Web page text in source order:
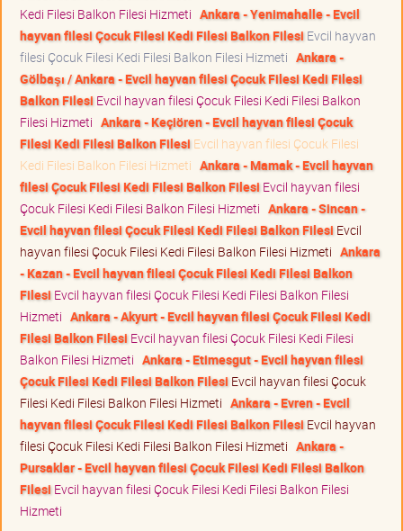
Kedi Filesi Balkon Filesi Hizmeti Ankara - Yenimahalle - Evcil
hayvan filesi Çocuk Filesi Kedi Filesi Balkon Filesi Evcil hayvan
filesi Çocuk Filesi Kedi Filesi Balkon Filesi Hizmeti Ankara -
Gölbaşı / Ankara - Evcil hayvan filesi Çocuk Filesi Kedi Filesi
Balkon Filesi Evcil hayvan filesi Çocuk Filesi Kedi Filesi Balkon
Filesi Hizmeti Ankara - Keçiören - Evcil hayvan filesi Çocuk
Filesi Kedi Filesi Balkon Filesi Evcil hayvan filesi Çocuk Filesi
Kedi Filesi Balkon Filesi Hizmeti Ankara - Mamak - Evcil hayvan
filesi Çocuk Filesi Kedi Filesi Balkon Filesi Evcil hayvan filesi
Çocuk Filesi Kedi Filesi Balkon Filesi Hizmeti Ankara - Sincan -
Evcil hayvan filesi Çocuk Filesi Kedi Filesi Balkon Filesi Evcil
hayvan filesi Çocuk Filesi Kedi Filesi Balkon Filesi Hizmeti Ankara
- Kazan - Evcil hayvan filesi Çocuk Filesi Kedi Filesi Balkon
Filesi Evcil hayvan filesi Çocuk Filesi Kedi Filesi Balkon Filesi
Hizmeti Ankara - Akyurt - Evcil hayvan filesi Çocuk Filesi Kedi
Filesi Balkon Filesi Evcil hayvan filesi Çocuk Filesi Kedi Filesi
Balkon Filesi Hizmeti Ankara - Etimesgut - Evcil hayvan filesi
Çocuk Filesi Kedi Filesi Balkon Filesi Evcil hayvan filesi Çocuk
Filesi Kedi Filesi Balkon Filesi Hizmeti Ankara - Evren - Evcil
hayvan filesi Çocuk Filesi Kedi Filesi Balkon Filesi Evcil hayvan
filesi Çocuk Filesi Kedi Filesi Balkon Filesi Hizmeti Ankara -
Pursaklar - Evcil hayvan filesi Çocuk Filesi Kedi Filesi Balkon
Filesi Evcil hayvan filesi Çocuk Filesi Kedi Filesi Balkon Filesi
Hizmeti